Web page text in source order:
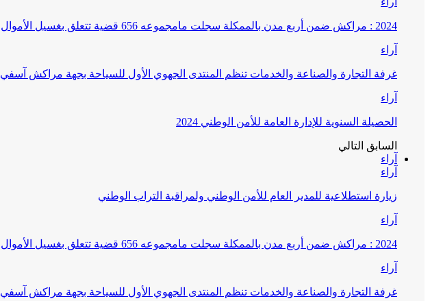
2024 : مراكش ضمن أربع مدن بالممكلة سجلت مامجموعه 656 قضية تتعلق بغسيل الأموال
آراء
غرفة التجارة والصناعة والخدمات تنظم المنتدى الجهوي الأول للسياحة بجهة مراكش آسفي
آراء
الحصيلة السنوية للإدارة العامة للأمن الوطني 2024
السابق التالي
آراء
آراء
زيارة استطلاعية للمدير العام للأمن الوطني ولمراقبة التراب الوطني
آراء
2024 : مراكش ضمن أربع مدن بالممكلة سجلت مامجموعه 656 قضية تتعلق بغسيل الأموال
آراء
غرفة التجارة والصناعة والخدمات تنظم المنتدى الجهوي الأول للسياحة بجهة مراكش آسفي